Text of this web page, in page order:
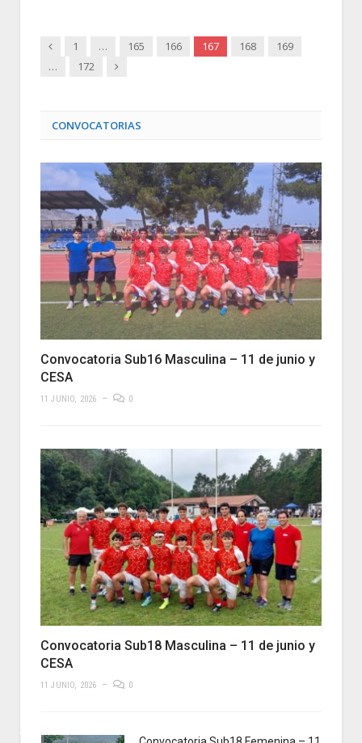
Anterior
1 … 165 166 167 168
169
…
172 Siguiente
CONVOCATORIAS
Convocatoria Sub16 Masculina – 11 de junio y
CESA
11 JUNIO, 2026 0
Convocatoria Sub18 Masculina – 11 de junio y
CESA
11 JUNIO, 2026 0